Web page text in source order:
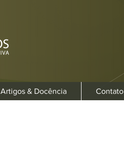
Artigos & Docência Contato